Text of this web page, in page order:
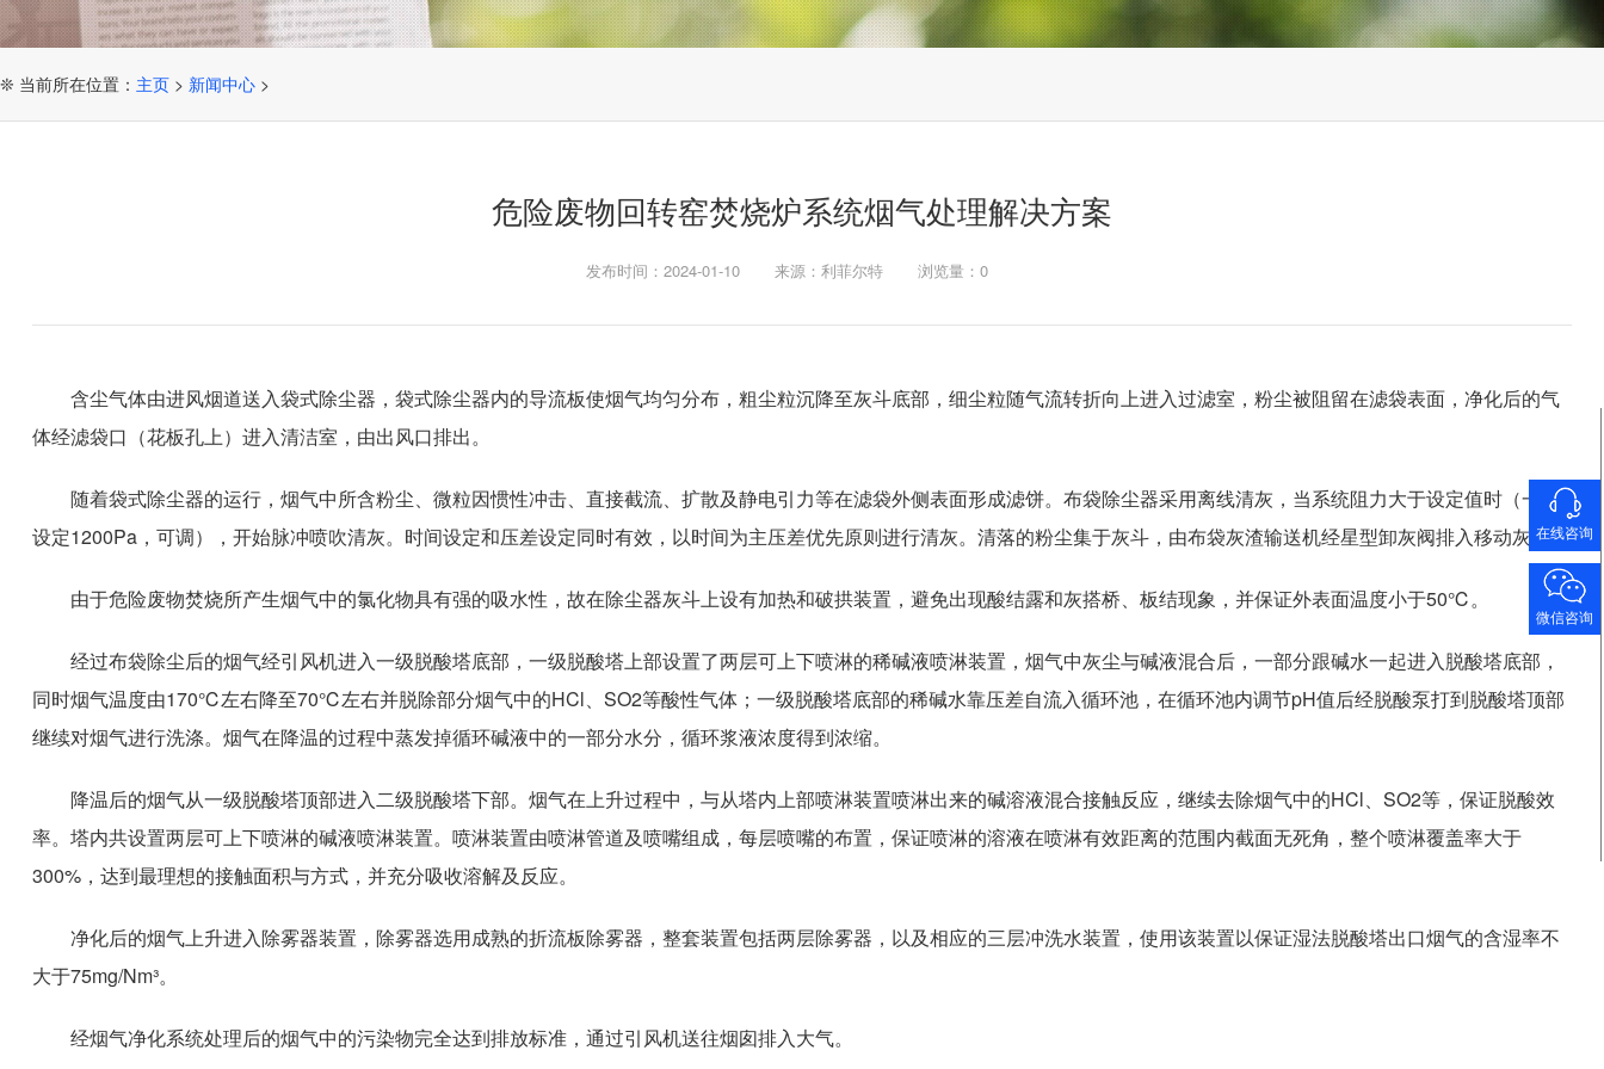
❊ 当前所在位置： 主页 > 新闻中心 >
危险废物回转窑焚烧炉系统烟气处理解决方案
发布时间：2024-01-10 来源：利菲尔特 浏览量： 0
含尘气体由进风烟道送入袋式除尘器，袋式除尘器内的导流板使烟气均匀分布，粗尘粒沉降至灰斗底部，细尘粒随气流转折向上进入过滤室，粉尘被阻留在滤袋表面，净化后的气
体经滤袋口（花板孔上）进入清洁室，由出风口排出。
随着袋式除尘器的运行，烟气中所含粉尘、微粒因惯性冲击、直接截流、扩散及静电引力等在滤袋外侧表面形成滤饼。布袋除尘器采用离线清灰，当系统阻力大于设定值时（一般
设定1200Pa，可调），开始脉冲喷吹清灰。时间设定和压差设定同时有效，以时间为主压差优先原则进行清灰。清落的粉尘集于灰斗，由布袋灰渣输送机经星型卸灰阀排入移动灰箱。
由于危险废物焚烧所产生烟气中的氯化物具有强的吸水性，故在除尘器灰斗上设有加热和破拱装置，避免出现酸结露和灰搭桥、板结现象，并保证外表面温度小于50℃。
经过布袋除尘后的烟气经引风机进入一级脱酸塔底部，一级脱酸塔上部设置了两层可上下喷淋的稀碱液喷淋装置，烟气中灰尘与碱液混合后，一部分跟碱水一起进入脱酸塔底部，
同时烟气温度由170℃左右降至70℃左右并脱除部分烟气中的HCl、SO2等酸性气体；一级脱酸塔底部的稀碱水靠压差自流入循环池，在循环池内调节pH值后经脱酸泵打到脱酸塔顶部
继续对烟气进行洗涤。烟气在降温的过程中蒸发掉循环碱液中的一部分水分，循环浆液浓度得到浓缩。
降温后的烟气从一级脱酸塔顶部进入二级脱酸塔下部。烟气在上升过程中，与从塔内上部喷淋装置喷淋出来的碱溶液混合接触反应，继续去除烟气中的HCl、SO2等，保证脱酸效
率。塔内共设置两层可上下喷淋的碱液喷淋装置。喷淋装置由喷淋管道及喷嘴组成，每层喷嘴的布置，保证喷淋的溶液在喷淋有效距离的范围内截面无死角，整个喷淋覆盖率大于
300%，达到最理想的接触面积与方式，并充分吸收溶解及反应。
净化后的烟气上升进入除雾器装置，除雾器选用成熟的折流板除雾器，整套装置包括两层除雾器，以及相应的三层冲洗水装置，使用该装置以保证湿法脱酸塔出口烟气的含湿率不
大于75mg/Nm³。
经烟气净化系统处理后的烟气中的污染物完全达到排放标准，通过引风机送往烟囱排入大气。
在线咨询
微信咨询